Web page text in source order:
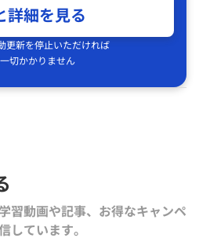
詳細を見る
更新を停止いただければ
切かかりません
習動画や記事、お得なキャンペ
しています。